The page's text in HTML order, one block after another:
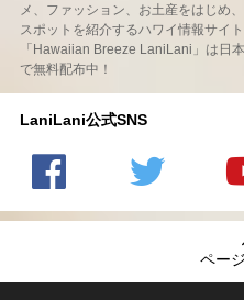
メ、ファッション、お土産をはじめ
スポットを紹介するハワイ情報サイ
「Hawaiian Breeze LaniLani」は日
で無料配布中！
LaniLani公式SNS
の
のtwitter
チ
ペー